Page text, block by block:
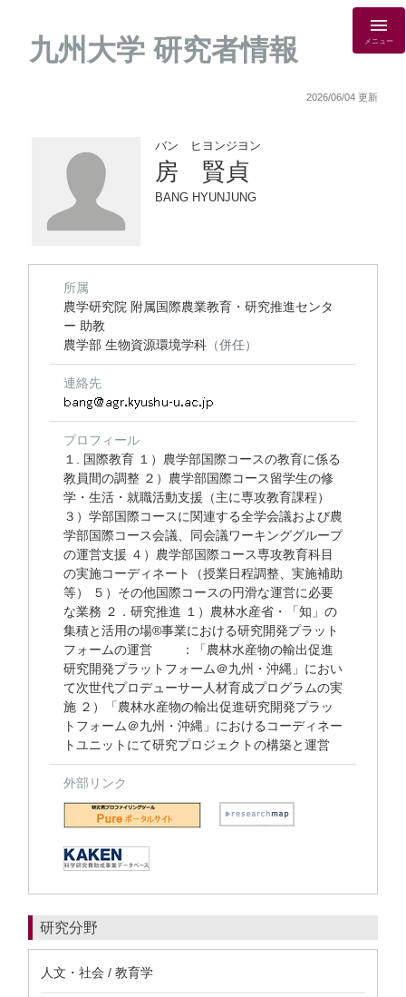
九州大学 研究者情報 メニュー
2026/06/04 更新
バン ヒヨンジヨン
房 賢貞
BANG HYUNJUNG
所属
農学研究院 附属国際農業教育・研究推進センタ
ー 助教
農学部 生物資源環境学科 （併任）
連絡先
プロフィール
１. 国際教育 １）農学部国際コースの教育に係る
教員間の調整 ２）農学部国際コース留学生の修
学・生活・就職活動支援（主に専攻教育課程）
３）学部国際コースに関連する全学会議および農
学部国際コース会議、同会議ワーキンググループ
の運営支援 ４）農学部国際コース専攻教育科目
の実施コーディネート（授業日程調整、実施補助
等） ５）その他国際コースの円滑な運営に必要
な業務 ２．研究推進 １）農林水産省・「知」の
集積と活用の場®事業における研究開発プラット
フォームの運営 ：「農林水産物の輸出促進
研究開発プラットフォーム＠九州・沖縄」におい
て次世代プロデューサー人材育成プログラムの実
施 ２）「農林水産物の輸出促進研究開発プラッ
トフォーム＠九州・沖縄」におけるコーディネー
トユニットにて研究プロジェクトの構築と運営
外部リンク
研究分野
人文・社会 / 教育学